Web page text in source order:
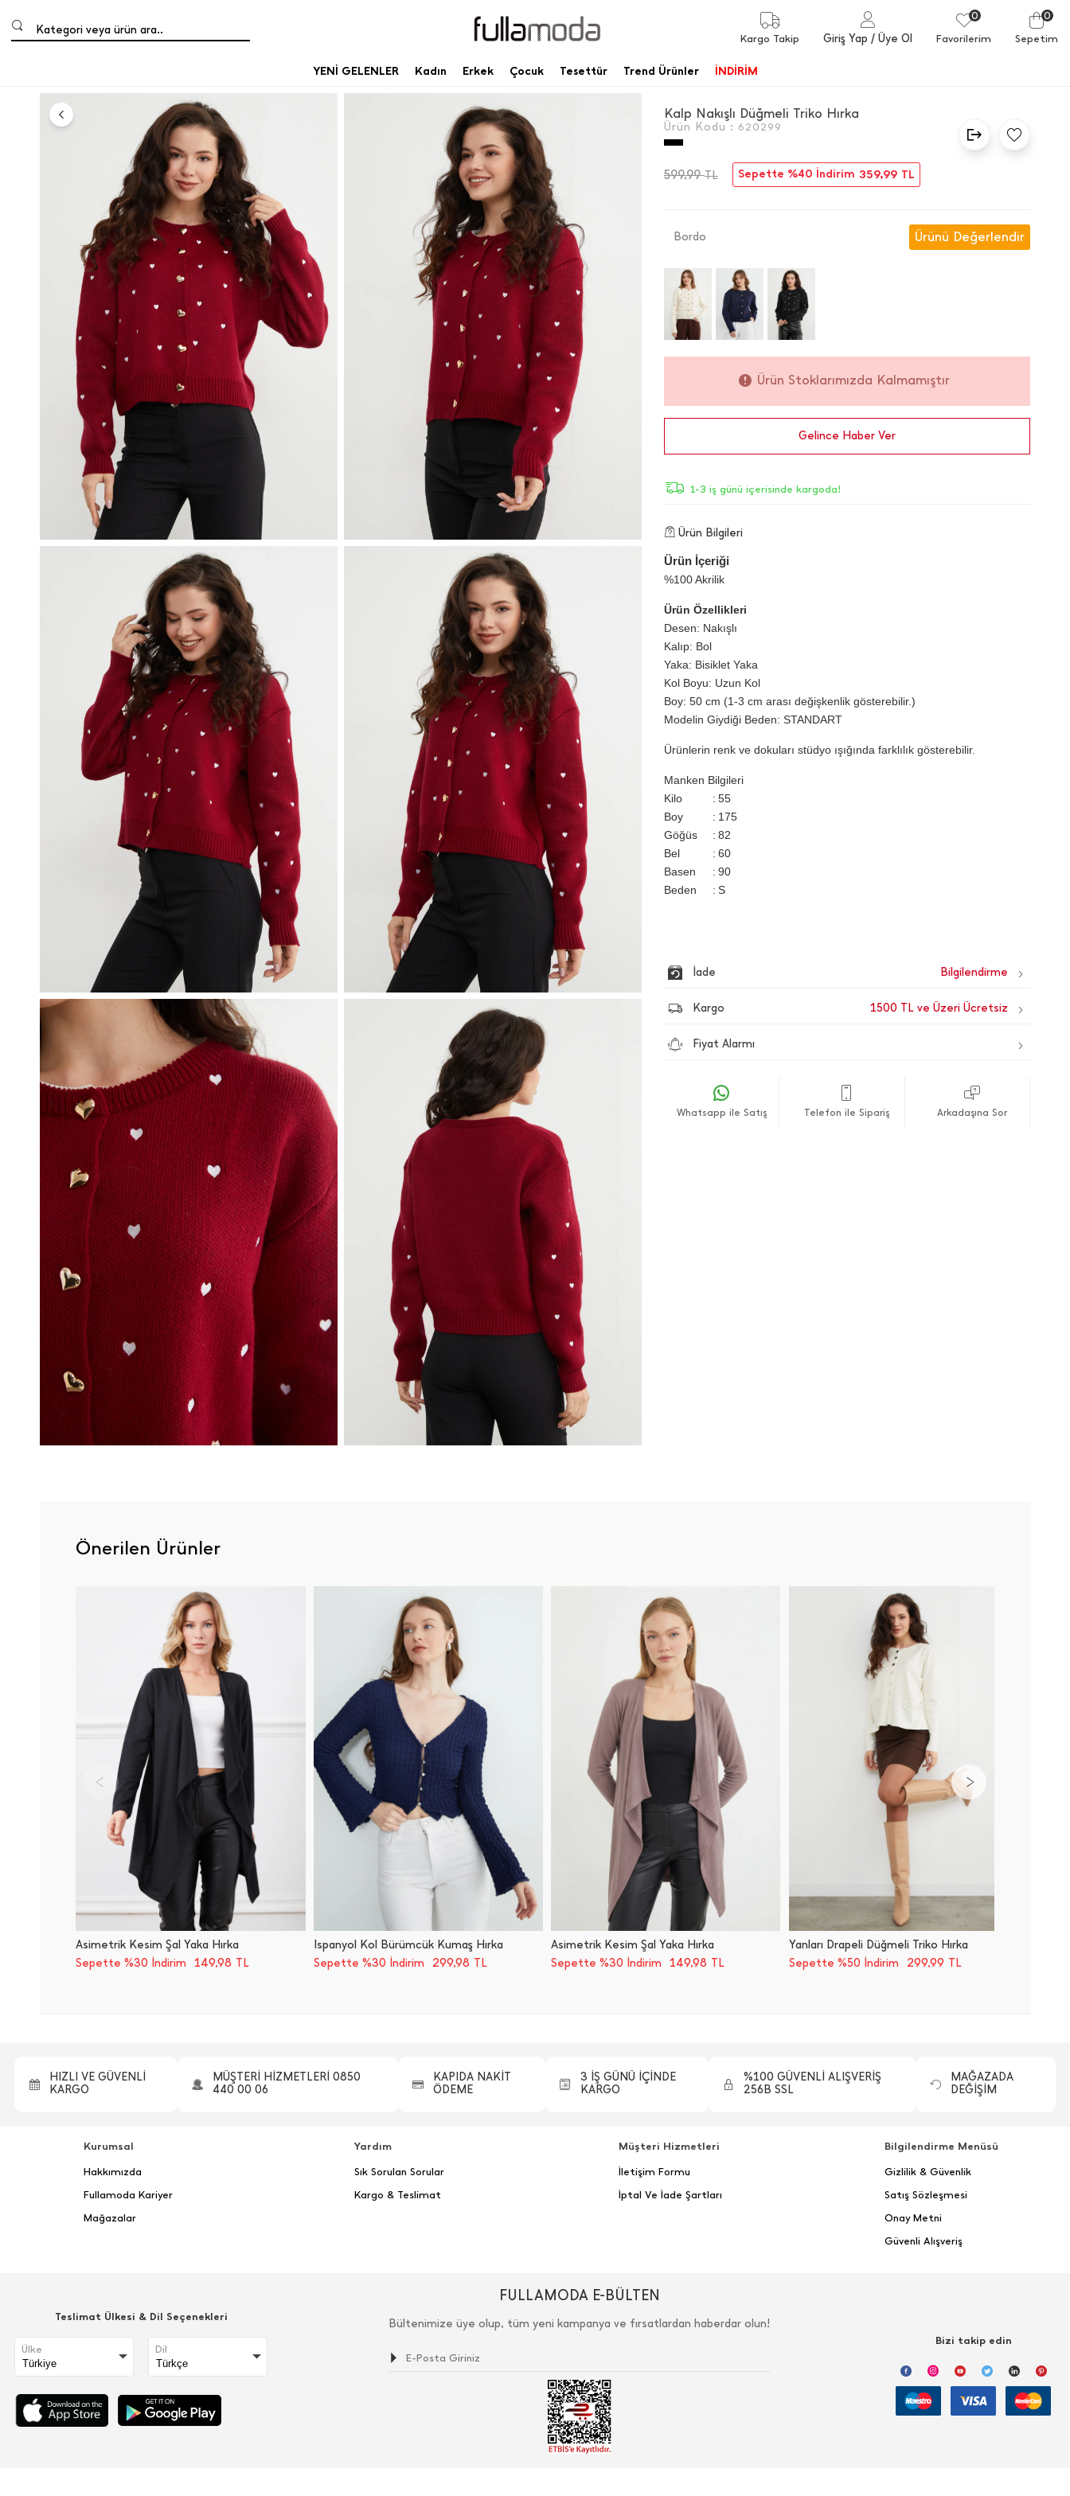
Kategori veya ürün ara..
Kargo Takip Giriş Yap / Üye Ol
0
Favorilerim
0
Sepetim
YENİ GELENLER Kadın Erkek Çocuk Tesettür Trend Ürünler İNDİRİM
Kalp Nakışlı Düğmeli Triko Hırka
Ürün Kodu : 620299
599,99TL Sepette %40 İndirim 359,99 TL
Bordo Ürünü Değerlendir
Ürün Stoklarımızda Kalmamıştır
Gelince Haber Ver
1-3 iş günü içerisinde kargoda!
Ürün Bilgileri
Ürün İçeriği
%100 Akrilik
Ürün Özellikleri
Desen: Nakışlı
Kalıp: Bol
Yaka: Bisiklet Yaka
Kol Boyu: Uzun Kol
Boy: 50 cm (1-3 cm arası değişkenlik gösterebilir.)
Modelin Giydiği Beden: STANDART
Ürünlerin renk ve dokuları stüdyo ışığında farklılık gösterebilir.
Manken Bilgileri
Kilo
55
Boy
175
Göğüs
82
Bel
60
Basen
90
Beden
S
İade
Kargo 1500 TL ve Üzeri Ücretsiz
Fiyat Alarmı
Whatsapp ile Satış Telefon ile Sipariş Arkadaşına Sor
Önerilen Ürünler
Asimetrik Kesim Şal Yaka Hırka
Sepette %30 İndirim
149,98 TL
İ̇spanyol Kol Bürümcük Kumaş Hırka
Sepette %30 İndirim
299,98 TL
Asimetrik Kesim Şal Yaka Hırka
Sepette %30 İndirim
149,98 TL
Yanları Drapeli Düğmeli Triko Hırka
Sepette %50 İndirim
299,99 TL
HIZLI VE GÜVENLİ
KARGO
MÜŞTERİ HİZMETLERİ 0850
440 00 06
KAPIDA NAKİT
ÖDEME
3 İŞ GÜNÜ İÇİNDE
KARGO
%100 GÜVENLİ ALIŞVERİŞ
256B SSL
MAĞAZADA
DEĞİŞİM
Kurumsal
Hakkımızda
Fullamoda Kariyer
Mağazalar
Yardım
Sık Sorulan Sorular
Kargo & Teslimat
Müşteri Hizmetleri
İletişim Formu
İptal Ve İade Şartları
Bilgilendirme Menüsü
Gizlilik & Güvenlik
Satış Sözleşmesi
Onay Metni
Güvenli Alışveriş
Teslimat Ülkesi & Dil Seçenekleri
Ülke Dil
FULLAMODA E-BÜLTEN
Bültenimize üye olup, tüm yeni kampanya ve fırsatlardan haberdar olun!
Bizi takip edin